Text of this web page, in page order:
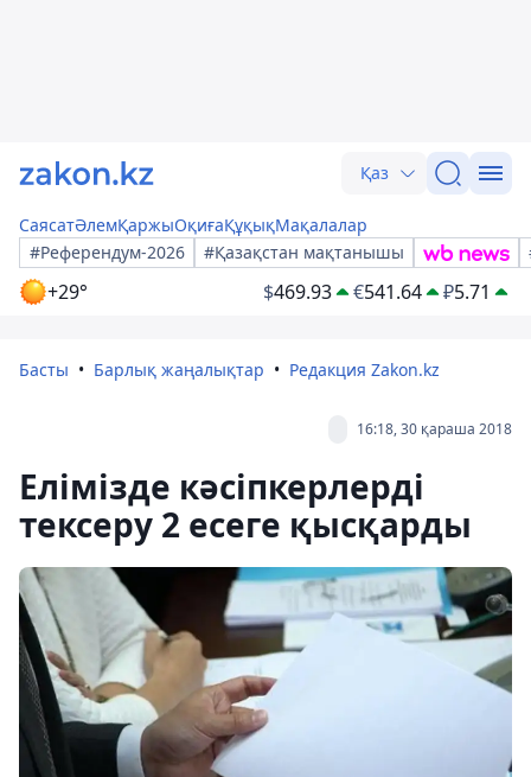
Қаз
СаясатӘлемҚаржыОқиғаҚұқықМақалалар
#Референдум-2026
#Қазақстан мақтанышы
+29° $469.93 €541.64 ₽5.71
Басты Барлық жаңалықтар Редакция Zakon.kz
16:18, 30 қараша 2018
Елімізде кәсіпкерлерді
тексеру 2 есеге қысқарды